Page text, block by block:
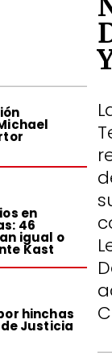
en
46
igual o
Kast
hinchas
de Justicia